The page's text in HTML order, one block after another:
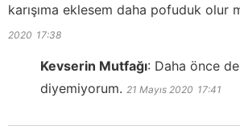
karışıma eklesem daha pofuduk olur
2020 17:38
Kevserin Mutfağı: Daha önce
diyemiyorum. 21 Mayıs 2020 17:41